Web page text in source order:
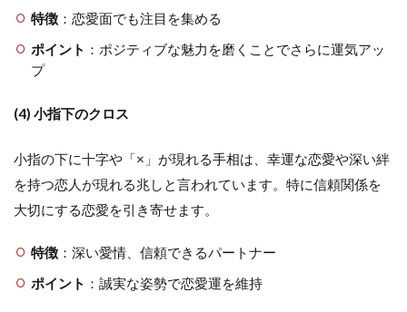
特徴：恋愛面でも注目を集める
ポイント ：ポジティブな魅力を磨くことでさらに運気アッ
プ
(4) 小指下のクロス
小指の下に十字や「×」が現れる手相は、幸運な恋愛や深い絆
を持つ恋人が現れる兆しと言われています。特に信頼関係を
大切にする恋愛を引き寄せます。
特徴：深い愛情、信頼できるパートナー
ポイント ：誠実な姿勢で恋愛運を維持